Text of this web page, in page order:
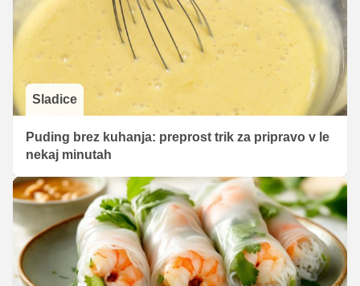
Sladice
Puding brez kuhanja: preprost trik za pripravo v le
nekaj minutah